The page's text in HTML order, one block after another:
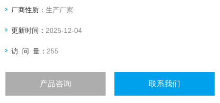
厂商性质：生产厂家
更新时间： 2025-12-04
访 问 量： 255
产品咨询 联系我们